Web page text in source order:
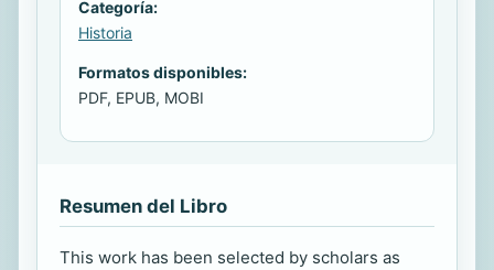
Categoría:
Historia
Formatos disponibles:
PDF, EPUB, MOBI
Resumen del Libro
This work has been selected by scholars as